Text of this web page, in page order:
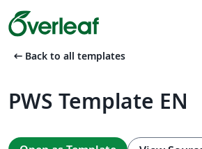
arrow_left_alt Back to all templates
PWS Template EN